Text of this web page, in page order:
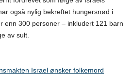
også nylig bekreftet hungersnød i
enn 300 personer – inkludert 121 barn
av sult.
Israel ønsker folkemord